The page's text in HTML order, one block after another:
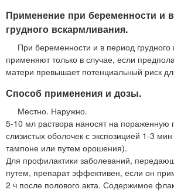
Применение при беременности и
грудного вскармливания.
При беременности и в период грудного
применяют только в случае, если
матери превышает потенциальный риск
Способ применения и дозы.
Местно. Наружно.
5-10 мл раствора наносят на пораженную
слизистых оболочек с экспозицией 1-3
тампоне или путем орошения).
Для профилактики заболеваний,
путем, препарат эффективен, если он
2 ч после полового акта. Содержимое